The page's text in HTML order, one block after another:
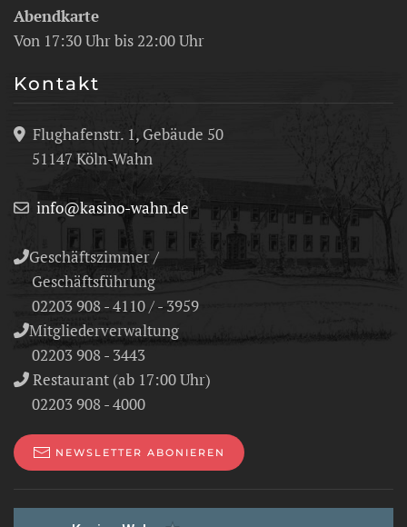
Abendkarte
Von 17:30 Uhr bis 22:00 Uhr
Kontakt
Flughafenstr. 1, Gebäude 50
51147 Köln-Wahn
info@kasino-wahn.de
Geschäftszimmer /
Geschäftsführung
02203 908 - 4110 / - 3959
Mitgliederverwaltung
02203 908 - 3443
Restaurant (ab 17:00 Uhr)
02203 908 - 4000
NEWSLETTER ABONIEREN